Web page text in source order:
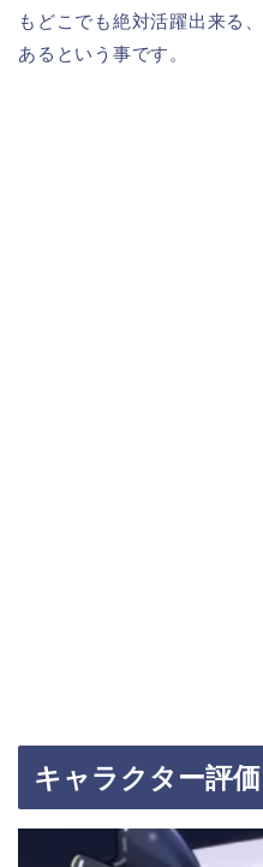
もどこでも絶対活躍出来る
あるという事です。
キャラクター評価